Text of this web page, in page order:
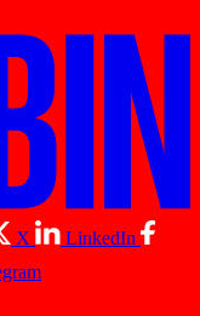
X
LinkedIn